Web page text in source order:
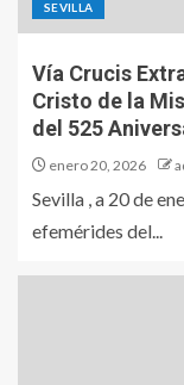
SEVILLA
Vía Crucis
Cristo de la
del 525
enero 20, 2026
Sevilla , a 20 de
efemérides del...